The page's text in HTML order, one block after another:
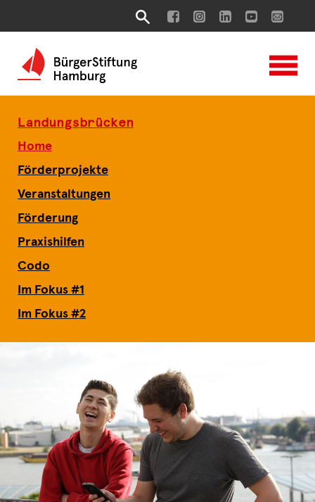
Landungsbrücken
Home
Förderprojekte
Veranstaltungen
Förderung
Praxishilfen
Codo
Im Fokus #1
Im Fokus #2